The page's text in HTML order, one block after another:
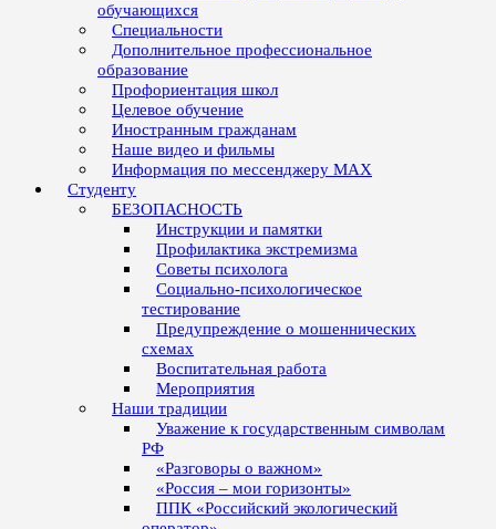
обучающихся
Специальности
Дополнительное профессиональное
образование
Профориентация школ
Целевое обучение
Иностранным гражданам
Наше видео и фильмы
Информация по мессенджеру MAX
Студенту
БЕЗОПАСНОСТЬ
Инструкции и памятки
Профилактика экстремизма
Советы психолога
Социально-психологическое
тестирование
Предупреждение о мошеннических
схемах
Воспитательная работа
Мероприятия
Наши традиции
Уважение к государственным символам
РФ
«Разговоры о важном»
«Россия – мои горизонты»
ППК «Российский экологический